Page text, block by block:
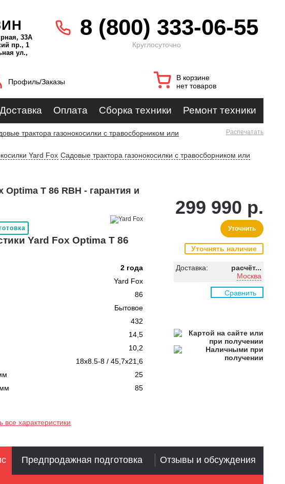
33А
пр., 1
ул.,
8 (800) 333-06-55
Круглосуточно
Профиль/Заказы
В корзине
нет товаров
Доставка Оплата Сборка техники Ремонт техники
трактора газонокосилки с травосборником или
Распечатать
Yard Fox Садовые трактора газонокосилки с травосборником или
T 86 RBH - гарантия и
Yard Fox Optima T 86
2 года
Yard Fox
86
Бытовое
432
14,5
10,2
18x8.5-8 / 45,7x21,6
25
85
все характеристики
299 990 р.
Уточнить
Уточнять наличие
Доставка:
расчёт...
Москва
Сравнить
Предпродажная подготовка Отзывы и обсуждения